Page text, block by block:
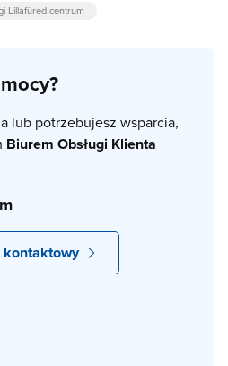
Lillafüred centrum
lub potrzebujesz wsparcia,
Biurem Obsługi Klienta
kontaktowy